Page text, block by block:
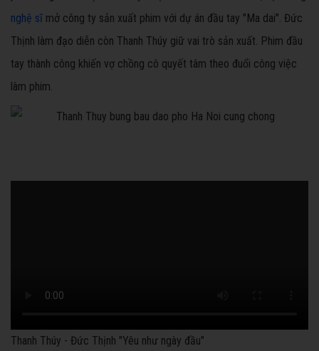
nghệ sĩ mở công ty sản xuất phim với dự án đầu tay "Ma dai". Đức
Thịnh làm đạo diễn còn Thanh Thúy giữ vai trò sản xuất. Phim đầu
tay thành công khiến vợ chồng cô quyết tâm theo đuổi công việc
làm phim.
Thanh Thúy - Đức Thịnh "Yêu như ngày đầu"